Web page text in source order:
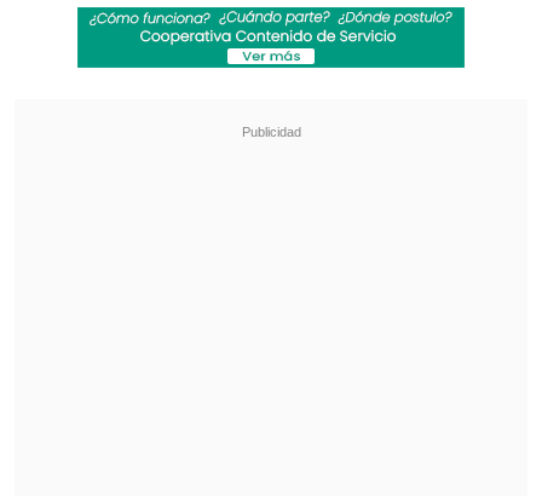
"Juntos por siempre": Daniela Muñoz y alcalde
de Independencia anuncian su compromiso